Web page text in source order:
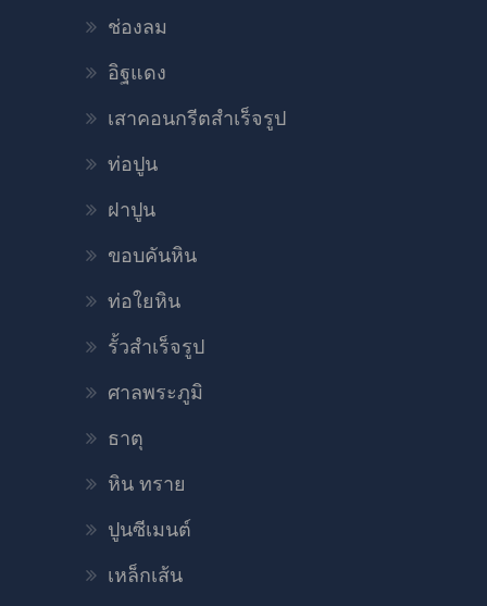
ช่องลม
อิฐแดง
เสาคอนกรีตสำเร็จรูป
ท่อปูน
ฝาปูน
ขอบคันหิน
ท่อใยหิน
รั้วสำเร็จรูป
ศาลพระภูมิ
ธาตุ
หิน ทราย
ปูนซีเมนต์
เหล็กเส้น